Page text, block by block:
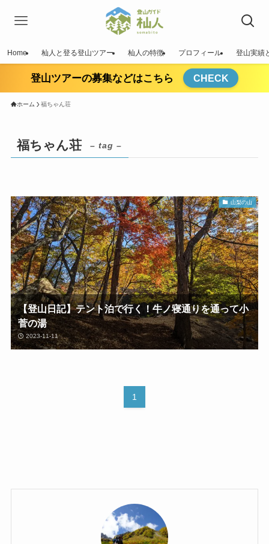
Home 杣人と登る登山ツアー 杣人の特徴 プロフィール 登山実績
登山ツアーの募集などはこちら CHECK
ホーム 福ちゃん荘
福ちゃん荘 – tag –
山梨の山
【登山日記】テント泊で行く！牛ノ寝通りを通って小
菅の湯
2023-11-11
1